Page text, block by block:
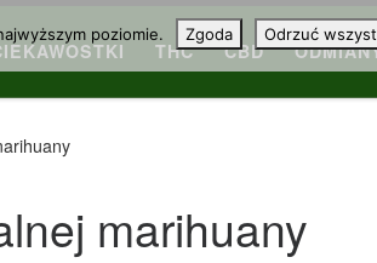
THC CBD
marihuany
poziomie. Zgoda Odrzuć